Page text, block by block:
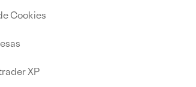
Cookies
XP